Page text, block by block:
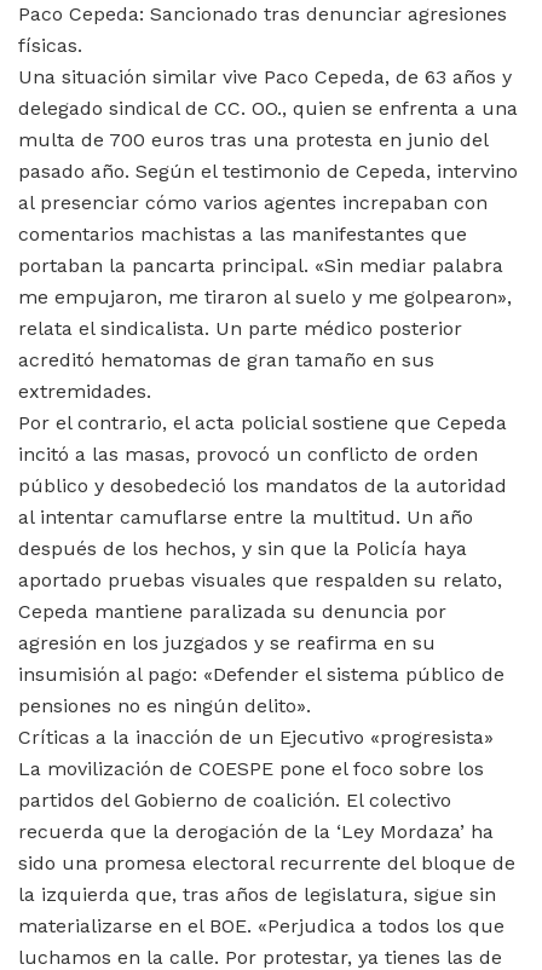
Paco Cepeda: Sancionado tras denunciar agresiones
físicas.
Una situación similar vive Paco Cepeda, de 63 años y
delegado sindical de CC. OO., quien se enfrenta a una
multa de 700 euros tras una protesta en junio del
pasado año. Según el testimonio de Cepeda, intervino
al presenciar cómo varios agentes increpaban con
comentarios machistas a las manifestantes que
portaban la pancarta principal. «Sin mediar palabra
me empujaron, me tiraron al suelo y me golpearon»,
relata el sindicalista. Un parte médico posterior
acreditó hematomas de gran tamaño en sus
extremidades.
Por el contrario, el acta policial sostiene que Cepeda
incitó a las masas, provocó un conflicto de orden
público y desobedeció los mandatos de la autoridad
al intentar camuflarse entre la multitud. Un año
después de los hechos, y sin que la Policía haya
aportado pruebas visuales que respalden su relato,
Cepeda mantiene paralizada su denuncia por
agresión en los juzgados y se reafirma en su
insumisión al pago: «Defender el sistema público de
pensiones no es ningún delito».
Críticas a la inacción de un Ejecutivo «progresista»
La movilización de COESPE pone el foco sobre los
partidos del Gobierno de coalición. El colectivo
recuerda que la derogación de la ‘Ley Mordaza’ ha
sido una promesa electoral recurrente del bloque de
la izquierda que, tras años de legislatura, sigue sin
materializarse en el BOE. «Perjudica a todos los que
luchamos en la calle. Por protestar, ya tienes las de